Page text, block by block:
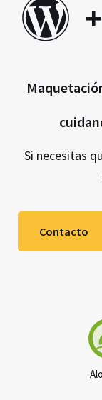
+
Si necesitas
Contacto